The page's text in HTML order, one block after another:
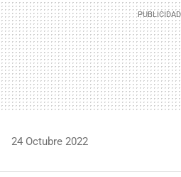
24 Octubre 2022